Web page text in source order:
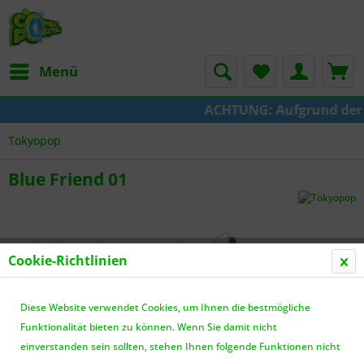
Menü
ACHTUNG: Aufgrund
Tokyopop
Blue Friend 01
Cookie-Richtlinien
Diese Website verwendet Cookies, um Ihnen die bestmögliche
Funktionalität bieten zu können. Wenn Sie damit nicht
einverstanden sein sollten, stehen Ihnen folgende Funktionen nicht